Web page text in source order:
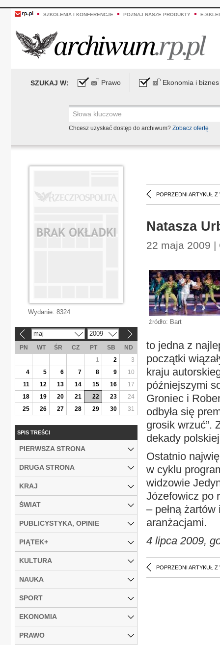
SZKOLENIA I KONFERENCJE POZNAJ NASZE PRODUKTY E-
SZUKAJ W: Prawo Ekonomia i biznes
Chcesz uzyskać dostęp do archiwum? Zobacz ofertę
POPRZEDNI ARTYKUŁ Z
Natasza
22 maja 2009 |
źródło: Bart
to jedna z
początki
kraju
późniejszymi
Groniec i
odbyła się
grosik wrzuć”.
dekady
Ostatnio
w cyklu
widzowie
Józefowicz po
– pełną
aranżacjami.
4 lipca 2009,
POPRZEDNI ARTYKUŁ Z
Wydanie: 8324
maj 2009
PN WT ŚR CZ PT SB
ND
1
2
3
4
5 6 7 8 9
10
11
12 13 14 15 16
17
18
19 20 21 22 23
24
25
26 27 28 29 30 31
SPIS TREŚCI
PIERWSZA STRONA
DRUGA STRONA
KRAJ
ŚWIAT
PUBLICYSTYKA, OPINIE
PIĄTEK+
KULTURA
NAUKA
SPORT
EKONOMIA
PRAWO